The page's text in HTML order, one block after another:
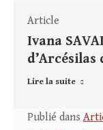
Article
Ivana
d’Arcésilas
Lire la suite
Publié dans